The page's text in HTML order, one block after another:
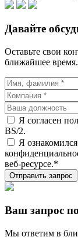
Давайте
Оставьте свои
ближайшее время.
Я согласен
BS/2.
Я
веб-ресурсе.*
Отправить запрос
Ваш запрос
Мы ответим в